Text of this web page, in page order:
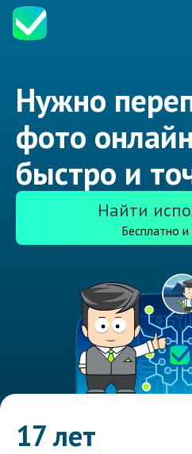
Нужно
фото
быстро и
Найти
Бесплатно
17 лет